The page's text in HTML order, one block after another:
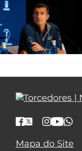
Mapa do Site